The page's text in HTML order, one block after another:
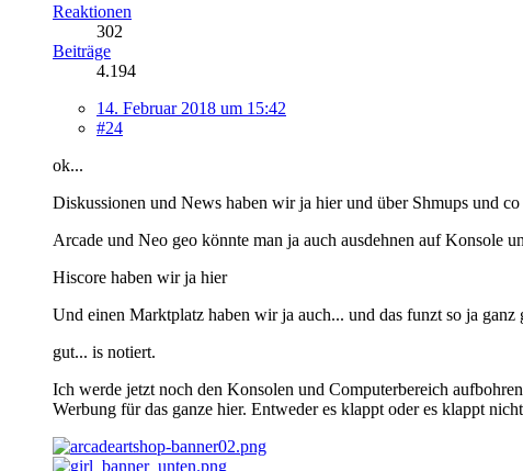
Reaktionen
302
Beiträge
4.194
14. Februar 2018 um 15:42
#24
ok...
Diskussionen und News haben wir ja hier und über Shmups und co
Arcade und Neo geo könnte man ja auch ausdehnen auf Konsole
Hiscore haben wir ja hier
Und einen Marktplatz haben wir ja auch... und das funzt so ja ganz
gut... is notiert.
Ich werde jetzt noch den Konsolen und Computerbereich
Werbung für das ganze hier. Entweder es klappt oder es klappt